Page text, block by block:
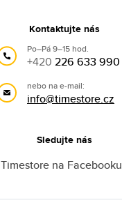
Kontaktujte nás
Po–Pá 9–15 hod.
+420 226 633 990
nebo na e-mail:
info@timestore.cz
Sledujte nás
Timestore na Facebooku